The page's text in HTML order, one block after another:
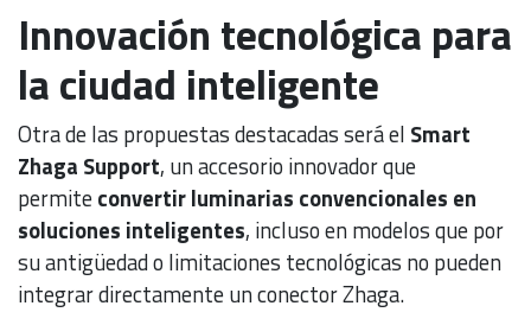
Innovación tecnológica para
la ciudad inteligente
Otra de las propuestas destacadas será el Smart
Zhaga Support, un accesorio innovador que
permiteconvertir luminarias convencionales en
soluciones inteligentes, incluso en modelos que por
su antigüedad o limitaciones tecnológicas no pueden
integrar directamente un conector Zhaga.